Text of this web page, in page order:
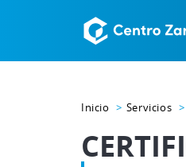
Inicio Servicios